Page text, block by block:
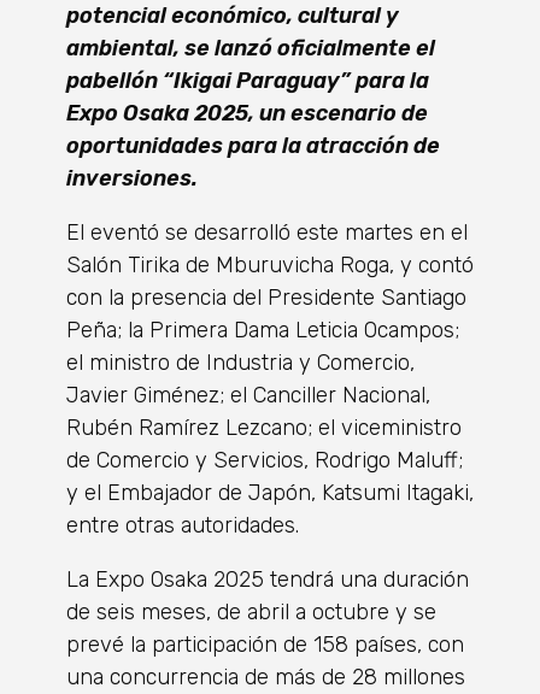
potencial económico, cultural y
ambiental, se lanzó oficialmente el
pabellón “Ikigai Paraguay” para la
Expo Osaka 2025, un escenario de
oportunidades para la atracción de
inversiones.
El eventó se desarrolló este martes en el
Salón Tirika de Mburuvicha Roga, y contó
con la presencia del Presidente Santiago
Peña; la Primera Dama Leticia Ocampos;
el ministro de Industria y Comercio,
Javier Giménez; el Canciller Nacional,
Rubén Ramírez Lezcano; el viceministro
de Comercio y Servicios, Rodrigo Maluff;
y el Embajador de Japón, Katsumi Itagaki,
entre otras autoridades.
La Expo Osaka 2025 tendrá una duración
de seis meses, de abril a octubre y se
prevé la participación de 158 países, con
una concurrencia de más de 28 millones